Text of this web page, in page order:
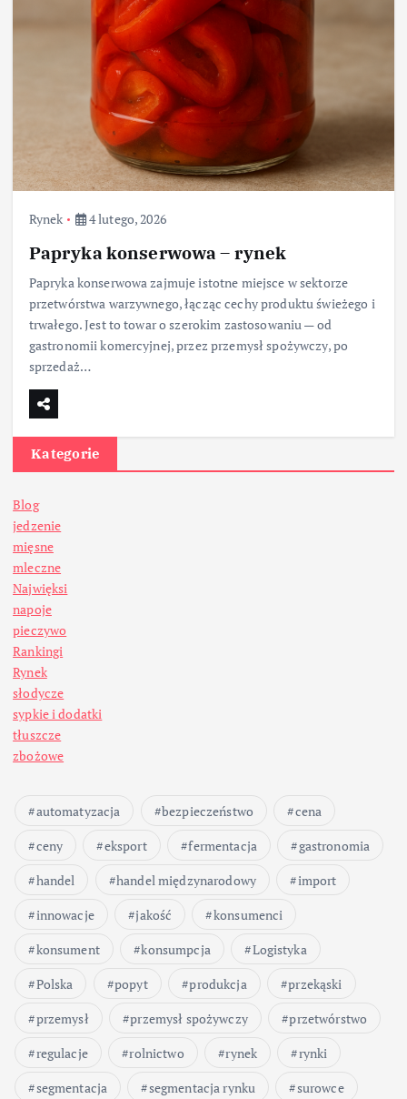
Rynek 4 lutego, 2026
Papryka konserwowa – rynek
Papryka konserwowa zajmuje istotne miejsce w sektorze
przetwórstwa warzywnego, łącząc cechy produktu świeżego i
trwałego. Jest to towar o szerokim zastosowaniu — od
gastronomii komercyjnej, przez przemysł spożywczy, po
sprzedaż…
Kategorie
Blog
jedzenie
mięsne
mleczne
Najwięksi
napoje
pieczywo
Rankingi
Rynek
słodycze
sypkie i dodatki
tłuszcze
zbożowe
automatyzacja bezpieczeństwo
cena
ceny
eksport fermentacja
gastronomia
handel
handel międzynarodowy
import
innowacje
jakość
konsumenci
konsument
konsumpcja
Logistyka
Polska
popyt produkcja
przekąski
przemysł
przemysł spożywczy
przetwórstwo
regulacje
rolnictwo rynek
rynki
segmentacja
segmentacja rynku
surowce